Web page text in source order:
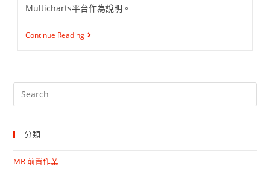
Multicharts平台作為說明。
Continue Reading
分類
MR 前置作業